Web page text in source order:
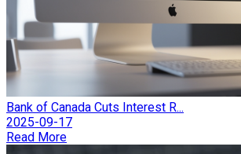
Bank of Canada Cuts Interest R...
2025-09-17
Read More